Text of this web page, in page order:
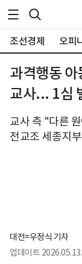
조선경제 오피
과격행동 아
교사... 1심
교사 측 "다른
전교조 세종지
대전=우정식 기자
업데이트